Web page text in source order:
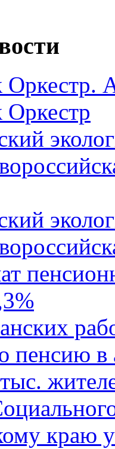
Оркестр.
Оркестр
в
краю